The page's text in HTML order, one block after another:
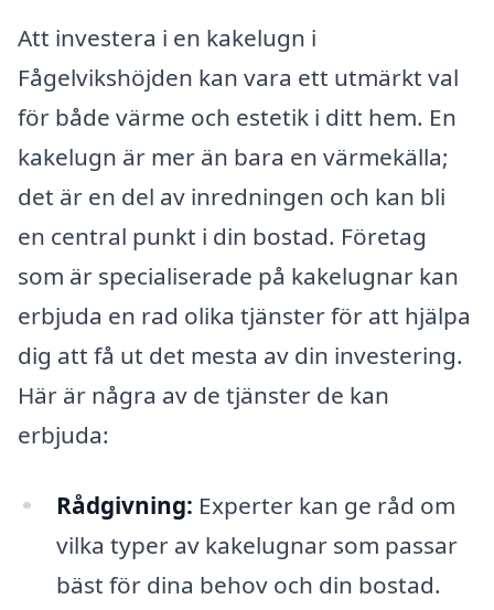
Att investera i en kakelugn i
Fågelvikshöjden kan vara ett utmärkt val
för både värme och estetik i ditt hem. En
kakelugn är mer än bara en värmekälla;
det är en del av inredningen och kan bli
en central punkt i din bostad. Företag
som är specialiserade på kakelugnar kan
erbjuda en rad olika tjänster för att hjälpa
dig att få ut det mesta av din investering.
Här är några av de tjänster de kan
erbjuda:
Rådgivning: Experter kan ge råd om
vilka typer av kakelugnar som passar
bäst för dina behov och din bostad.